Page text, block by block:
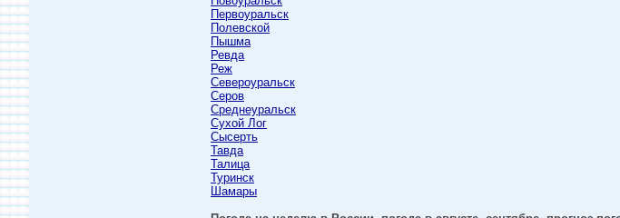
Первоуральск
Полевской
Пышма
Ревда
Реж
Североуральск
Серов
Среднеуральск
Сухой Лог
Сысерть
Тавда
Талица
Туринск
Шамары